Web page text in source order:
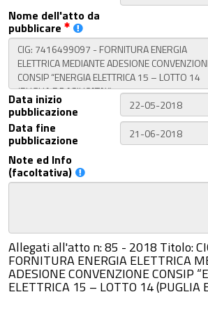
Nome dell'atto da
pubblicare
Data inizio
pubblicazione
Data fine
pubblicazione
Note ed Info
(facoltativa)
Allegati all'atto n: 85 - 2018 Titolo:
FORNITURA ENERGIA ELETTRICA
ADESIONE CONVENZIONE CONSIP
ELETTRICA 15 – LOTTO 14 (PUGLIA